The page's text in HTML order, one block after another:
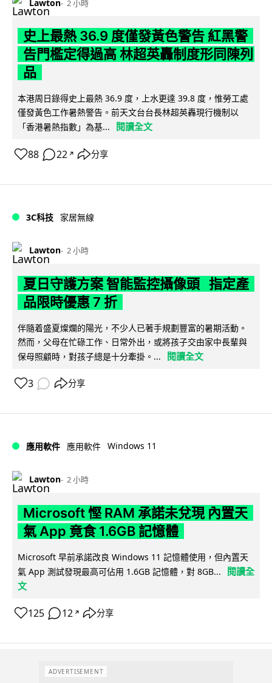
Lawton 2 小時
史上最熱 36.9 度僅發黃色警告 紅黑警
告門檻定得過高 林超英轟制度形同陳列
品
本港周日錄得史上最熱 36.9 度，上水更達 39.8 度，惟勞工處
僅發黃色工作暑熱警告。前天文台台長林超英轟現行機制以
「香港暑熱指數」為基...
閱讀全文
88 22 ↗ 分享
3C科技 家居無線
Lawton 2 小時
夏日守護方案 智能監控攝像頭 指定產
品限時優惠 7 折
伴隨着盛夏燦爛的陽光，不少人已著手規劃豐富的暑期活動。
然而，父母在忙碌工作、日常外出，或將孩子交由家中長輩與
保母照顧時，對孩子總是十分牽掛。...
閱讀全文
3 分享
應用軟件 應用軟件 Windows 11
Lawton 2 小時
Microsoft 慳 RAM 承諾未兌現 內置天
氣 App 竟食 1.6GB 記憶體
Microsoft 早前承諾改良 Windows 11 記憶體使用，但內置天
氣 App 測試發現最高可佔用 1.6GB 記憶體，對 8GB...
閱讀全
文
125 12 ↗ 分享
ADVERTISEMENT